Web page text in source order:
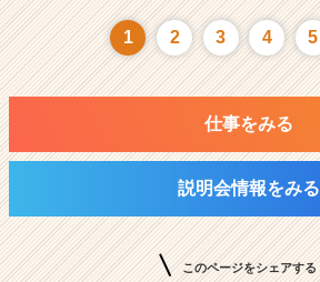
1 2 3 4 5
仕事をみる
説明会情報をみる
このページをシェアする